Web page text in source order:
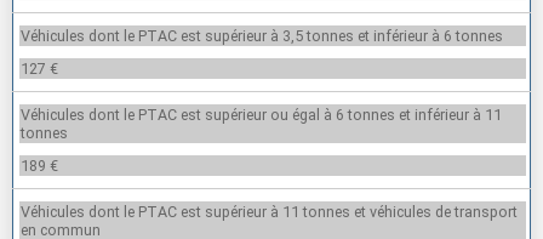
Véhicules dont le PTAC est supérieur à 3,5 tonnes et inférieur à 6 tonnes
127 €
Véhicules dont le PTAC est supérieur ou égal à 6 tonnes et inférieur à 11
tonnes
189 €
Véhicules dont le PTAC est supérieur à 11 tonnes et véhicules de transport
en commun